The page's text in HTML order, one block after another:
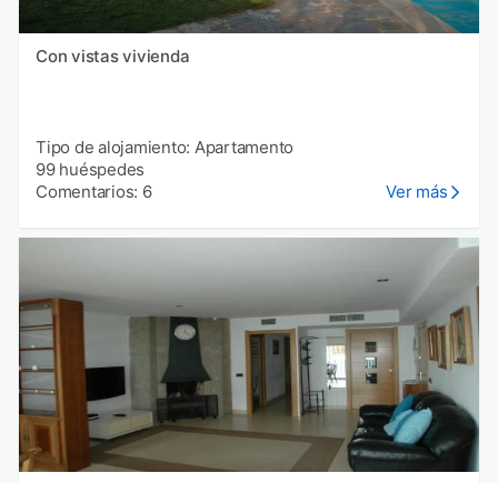
Con vistas vivienda
Tipo de alojamiento: Apartamento
99 huéspedes
Comentarios: 6
Ver más